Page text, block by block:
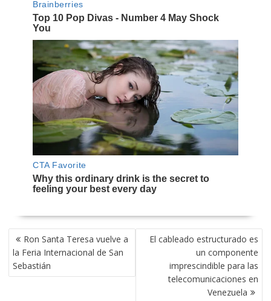
NAVEGACIÓN
DE
ENTRADAS
Ron Santa Teresa vuelve a
la Feria Internacional de San
Sebastián
El cableado estructurado es
un componente
imprescindible para las
telecomunicaciones en
Venezuela